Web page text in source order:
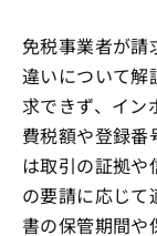
免税事業者が請
違いについて解
求できず、イン
費税額や登録番
は取引の証拠や
の要請に応じて
書の保管期間や